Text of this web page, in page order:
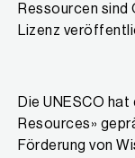
Ressourcen sind
Lizenz
Die UNESCO
Resources»
Förderung von